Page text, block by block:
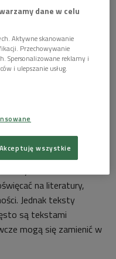
polecenia
na literatury,
Jednak teksty
są tekstami
mogą się zamienić w
dane w celu
Aktywne skanowanie
Przechowywanie
Spersonalizowane reklamy i
i ulepszanie usług.
Akceptuję wszystkie